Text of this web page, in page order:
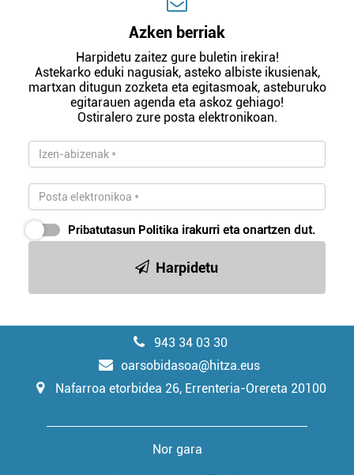
Azken berriak
Harpidetu zaitez gure buletin irekira!
Astekarko eduki nagusiak, asteko albiste ikusienak,
martxan ditugun zozketa eta egitasmoak, asteburuko
egitarauen agenda eta askoz gehiago!
Ostiralero zure posta elektronikoan.
Pribatutasun Politika irakurri eta onartzen dut.
Harpidetu
943 34 03 30
oarsobidasoa@hitza.eus
Nafarroa etorbidea 26, Errenteria-Orereta 20100
Nor gara